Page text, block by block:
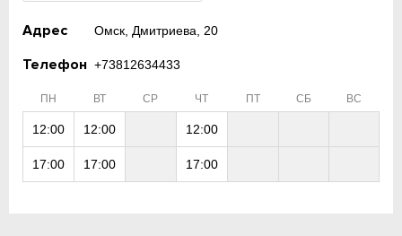
Адрес Омск, Дмитриева, 20
Телефон +73812634433
ПН ВТ СР ЧТ ПТ СБ ВС
12:00 12:00 12:00
17:00 17:00 17:00